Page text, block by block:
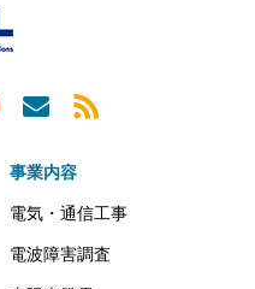
事業内容
電気・通信工事
電波障害調査